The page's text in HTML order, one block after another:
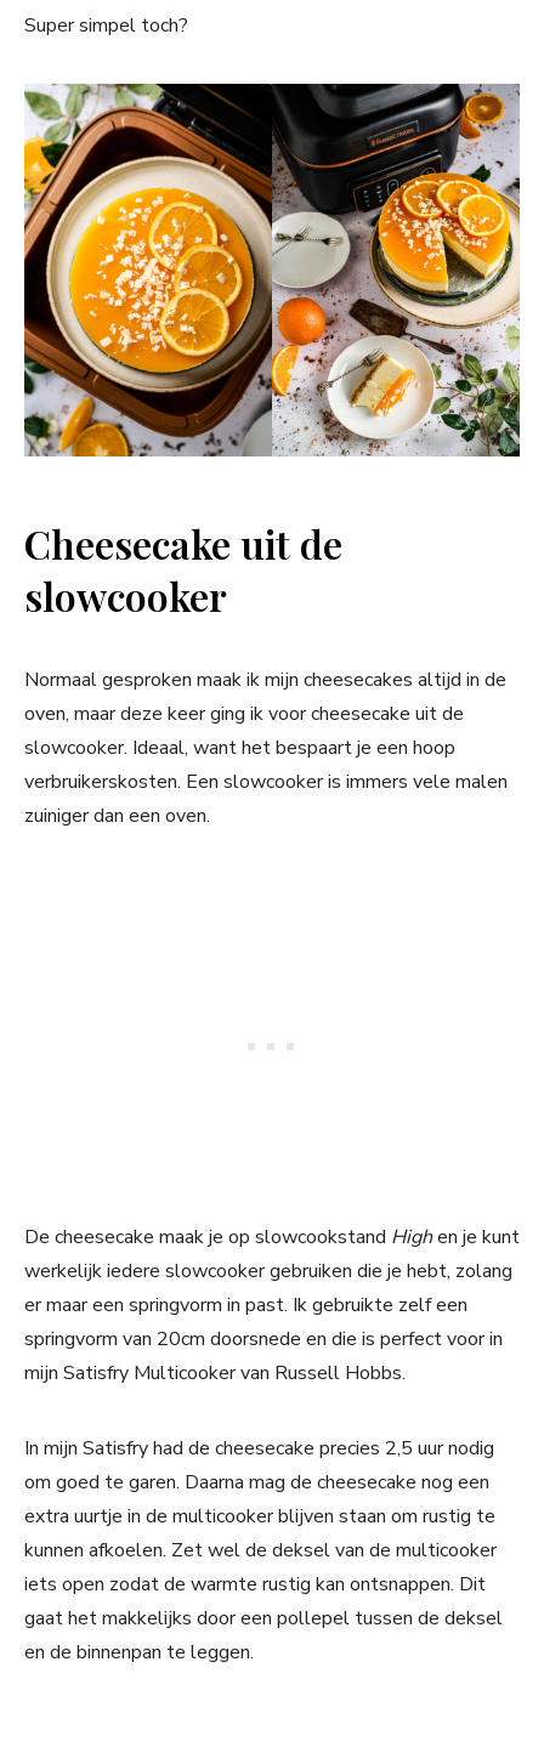
Super simpel toch?
Cheesecake uit de
slowcooker
Normaal gesproken maak ik mijn cheesecakes altijd in de
oven, maar deze keer ging ik voor cheesecake uit de
slowcooker. Ideaal, want het bespaart je een hoop
verbruikerskosten. Een slowcooker is immers vele malen
zuiniger dan een oven.
De cheesecake maak je op slowcookstand Highen je kunt
werkelijk iedere slowcooker gebruiken die je hebt, zolang
er maar een springvorm in past. Ik gebruikte zelf een
springvorm van 20cm doorsnede en die is perfect voor in
mijn Satisfry Multicooker van Russell Hobbs.
In mijn Satisfry had de cheesecake precies 2,5 uur nodig
om goed te garen. Daarna mag de cheesecake nog een
extra uurtje in de multicooker blijven staan om rustig te
kunnen afkoelen. Zet wel de deksel van de multicooker
iets open zodat de warmte rustig kan ontsnappen. Dit
gaat het makkelijks door een pollepel tussen de deksel
en de binnenpan te leggen.